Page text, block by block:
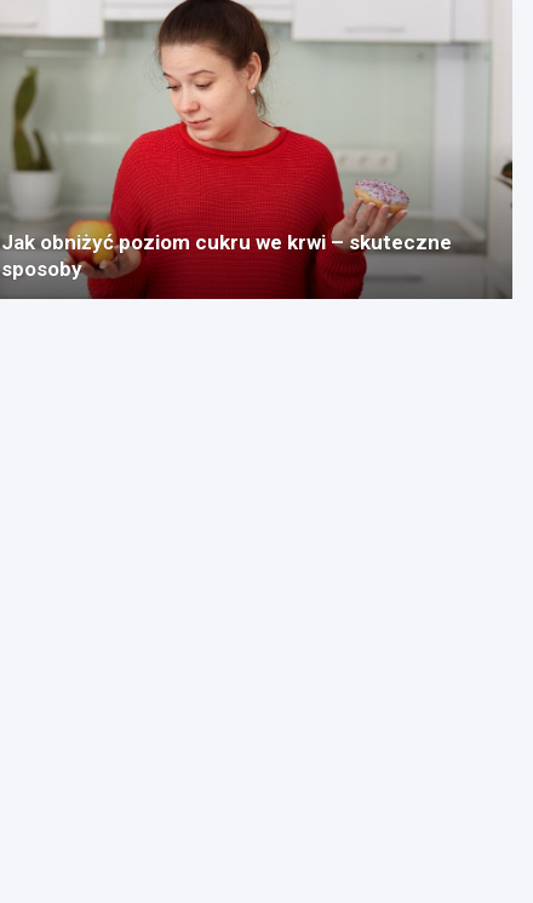
Jak obniżyć poziom cukru we krwi – skuteczne
sposoby